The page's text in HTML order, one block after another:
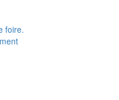
foire.